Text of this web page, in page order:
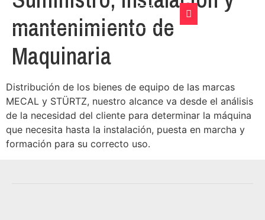
English
mantenimiento de
Maquinaria
Distribución de los bienes de equipo de las marcas
MECAL y STÜRTZ, nuestro alcance va desde el análisis
de la necesidad del cliente para determinar la máquina
que necesita hasta la instalación, puesta en marcha y
formación para su correcto uso.